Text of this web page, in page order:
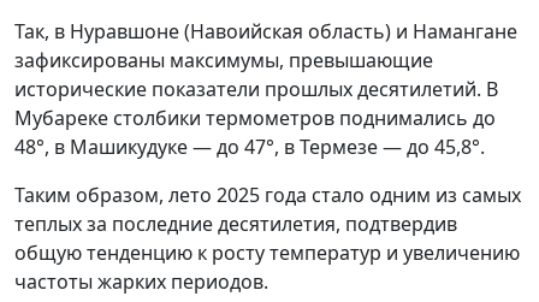
Так, в Нуравшоне (Навоийская область) и Намангане
зафиксированы максимумы, превышающие
исторические показатели прошлых десятилетий. В
Мубареке столбики термометров поднимались до
48°, в Машикудуке — до 47°, в Термезе — до 45,8°.
Таким образом, лето 2025 года стало одним из самых
теплых за последние десятилетия, подтвердив
общую тенденцию к росту температур и увеличению
частоты жарких периодов.